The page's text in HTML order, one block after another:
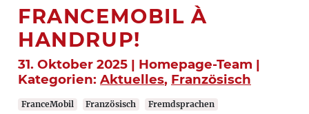
FRANCEMOBIL À
HANDRUP!
31. Oktober 2025 | Homepage-Team |
Kategorien: Aktuelles, Französisch
FranceMobil Französisch Fremdsprachen